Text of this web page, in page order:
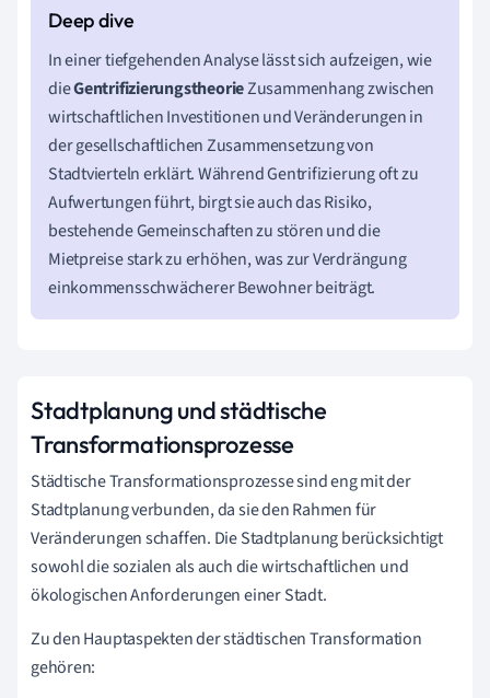
In einer tiefgehenden Analyse lässt sich aufzeigen, wie
dieGentrifizierungstheorieZusammenhang zwischen
wirtschaftlichen Investitionen und Veränderungen in
der gesellschaftlichen Zusammensetzung von
Stadtvierteln erklärt. Während Gentrifizierung oft zu
Aufwertungen führt, birgt sie auch das Risiko,
bestehende Gemeinschaften zu stören und die
Mietpreise stark zu erhöhen, was zur Verdrängung
einkommensschwächerer Bewohner beiträgt.
Stadtplanung und städtische
Transformationsprozesse
Städtische Transformationsprozesse sind eng mit der
Stadtplanung verbunden, da sie den Rahmen für
Veränderungen schaffen. Die Stadtplanung berücksichtigt
sowohl die sozialen als auch die wirtschaftlichen und
ökologischen Anforderungen einer Stadt.
Zu den Hauptaspekten der städtischen Transformation
gehören: